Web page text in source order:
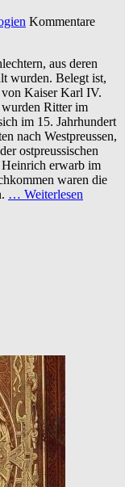
Kommentare
aus deren
wurden. Belegt ist,
von Kaiser Karl IV.
Ritter im
im 15. Jahrhundert
nach Westpreussen,
ostpreussischen
erwarb im
waren die
… Weiterlesen